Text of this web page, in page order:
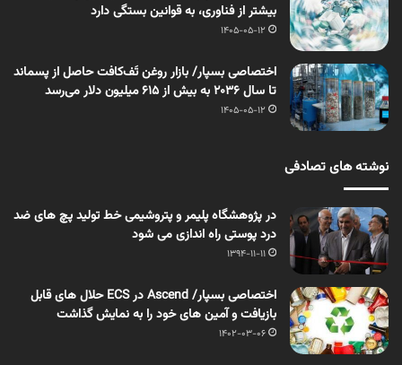
بیشتر از فناوری، به قوانین بستگی دارد
1405-05-12
اختصاصی بسپار/ بازار روغن تَف‌کافت حاصل از پسماند
تا سال ۲۰۳۶ به بیش از ۶۱۵ میلیون دلار می‌رسد
1405-05-12
نوشته های تصادفی
در پژوهشگاه پلیمر و پتروشیمی خط تولید پچ های ضد
درد پوستی راه اندازی می شود
1394-11-11
اختصاصی بسپار/ Ascend در ECS حلال های قابل
بازیافت و آمین های خود را به نمایش گذاشت
1402-03-06